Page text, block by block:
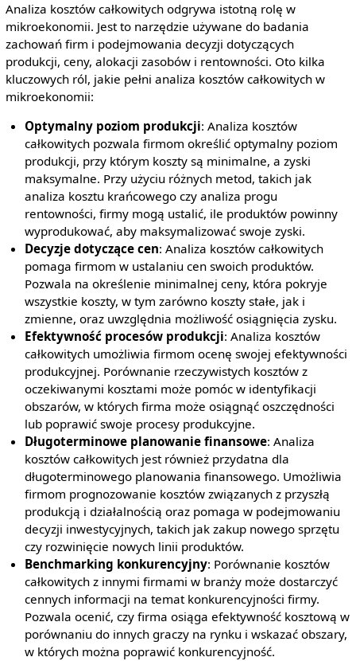
Analiza kosztów całkowitych odgrywa istotną rolę w
mikroekonomii. Jest to narzędzie używane do badania
zachowań firm i podejmowania decyzji dotyczących
produkcji, ceny, alokacji zasobów i rentowności. Oto kilka
kluczowych ról, jakie pełni analiza kosztów całkowitych w
mikroekonomii:
Optymalny poziom produkcji: Analiza kosztów
całkowitych pozwala firmom określić optymalny poziom
produkcji, przy którym koszty są minimalne, a zyski
maksymalne. Przy użyciu różnych metod, takich jak
analiza kosztu krańcowego czy analiza progu
rentowności, firmy mogą ustalić, ile produktów powinny
wyprodukować, aby maksymalizować swoje zyski.
Decyzje dotyczące cen: Analiza kosztów całkowitych
pomaga firmom w ustalaniu cen swoich produktów.
Pozwala na określenie minimalnej ceny, która pokryje
wszystkie koszty, w tym zarówno koszty stałe, jak i
zmienne, oraz uwzględnia możliwość osiągnięcia zysku.
Efektywność procesów produkcji: Analiza kosztów
całkowitych umożliwia firmom ocenę swojej efektywności
produkcyjnej. Porównanie rzeczywistych kosztów z
oczekiwanymi kosztami może pomóc w identyfikacji
obszarów, w których firma może osiągnąć oszczędności
lub poprawić swoje procesy produkcyjne.
Długoterminowe planowanie finansowe: Analiza
kosztów całkowitych jest również przydatna dla
długoterminowego planowania finansowego. Umożliwia
firmom prognozowanie kosztów związanych z przyszłą
produkcją i działalnością oraz pomaga w podejmowaniu
decyzji inwestycyjnych, takich jak zakup nowego sprzętu
czy rozwinięcie nowych linii produktów.
Benchmarking konkurencyjny: Porównanie kosztów
całkowitych z innymi firmami w branży może dostarczyć
cennych informacji na temat konkurencyjności firmy.
Pozwala ocenić, czy firma osiąga efektywność kosztową w
porównaniu do innych graczy na rynku i wskazać obszary,
w których można poprawić konkurencyjność.